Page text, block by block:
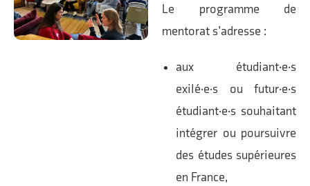
Le programme de
mentorat s’adresse :
aux étudiant·e·s
exilé·e·s ou futur·e·s
étudiant·e·s souhaitant
intégrer ou poursuivre
des études supérieures
en France,